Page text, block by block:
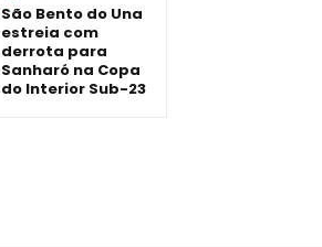
São Bento do Una
estreia com
derrota para
Sanharó na Copa
do Interior Sub-23